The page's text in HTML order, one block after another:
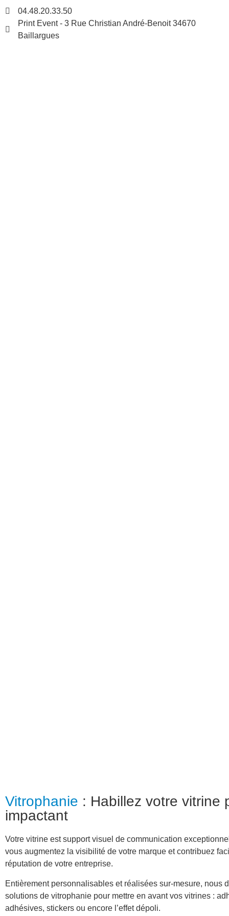
04.48.20.33.50
Print Event - 3 Rue Christian André-Benoit 34670
Baillargues
Vitrophanie : Habillez votre vitrine
impactant
Votre vitrine est support visuel de communication
vous augmentez la visibilité de votre marque et contribuez
réputation de votre entreprise.
Entièrement personnalisables et réalisées sur-mesure, nous
solutions de vitrophanie pour mettre en avant vos vitrines :
adhésives, stickers ou encore l’effet dépoli.